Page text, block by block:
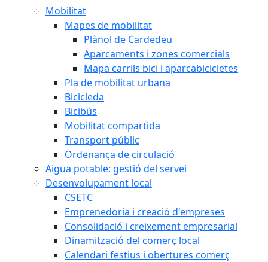
Mobilitat
Mapes de mobilitat
Plànol de Cardedeu
Aparcaments i zones comercials
Mapa carrils bici i aparcabicicletes
Pla de mobilitat urbana
Bicicleda
Bicibús
Mobilitat compartida
Transport públic
Ordenança de circulació
Aigua potable: gestió del servei
Desenvolupament local
CSETC
Emprenedoria i creació d'empreses
Consolidació i creixement empresarial
Dinamització del comerç local
Calendari festius i obertures comerç